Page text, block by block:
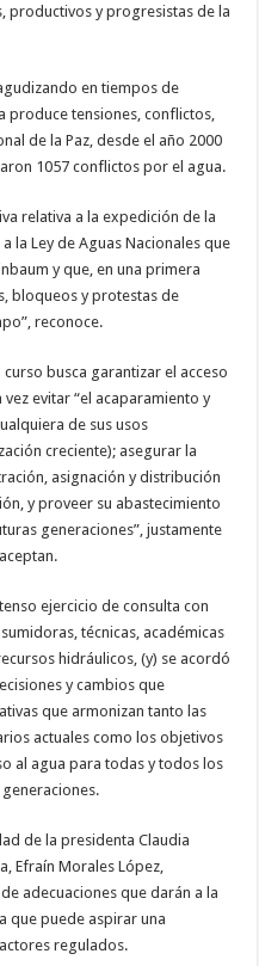
productivos y progresistas de la
en tiempos de
produce tensiones, conflictos,
de la Paz, desde el año 2000
1057 conflictos por el agua.
relativa a la expedición de la
la Ley de Aguas Nacionales que
y que, en una primera
bloqueos y protestas de
reconoce.
busca garantizar el acceso
evitar “el acaparamiento y
de sus usos
creciente); asegurar la
asignación y distribución
y proveer su abastecimiento
generaciones”, justamente
ejercicio de consulta con
técnicas, académicas
hidráulicos, (y) se acordó
y cambios que
que armonizan tanto las
actuales como los objetivos
al agua para todas y todos los
de la presidenta Claudia
Efraín Morales López,
adecuaciones que darán a la
que puede aspirar una
regulados.